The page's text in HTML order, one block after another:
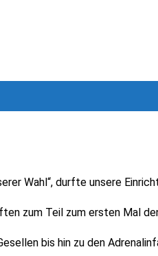
Wahl“, durfte unsere
zum Teil zum ersten Mal
bis hin zu den